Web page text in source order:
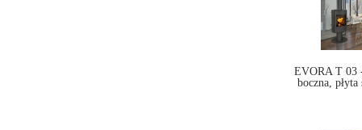
EVORA T 03
boczna,